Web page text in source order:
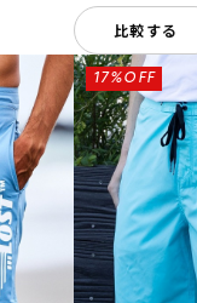
比較する
17%OFF